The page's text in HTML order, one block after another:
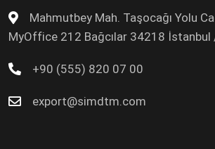
Mahmutbey Mah. Taşocağı Yolu
MyOffice 212 Bağcılar 34218 İstanbul
+90 (555) 820 07 00
export@simdtm.com